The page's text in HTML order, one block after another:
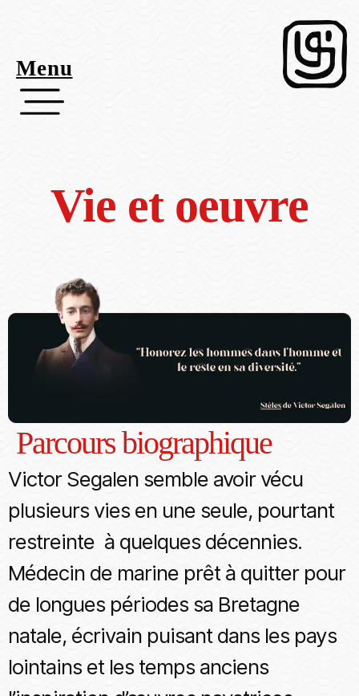
Menu
Vie et oeuvre
Parcours biographique
Victor Segalen semble avoir vécu
plusieurs vies en une seule, pourtant
restreinte à quelques décennies.
Médecin de marine prêt à quitter pour
de longues périodes sa Bretagne
natale, écrivain puisant dans les pays
lointains et les temps anciens